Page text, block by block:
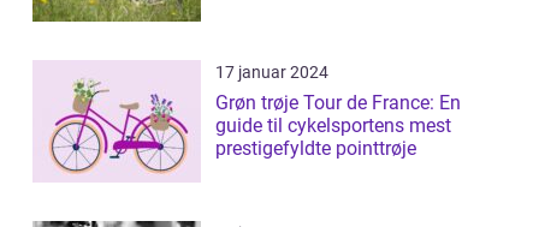
17 januar 2024
Grøn trøje Tour de France: En
guide til cykelsportens mest
prestigefyldte pointtrøje